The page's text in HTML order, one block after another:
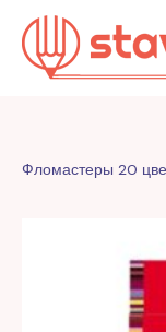
Перейти
содержимому
Фломастеры 20